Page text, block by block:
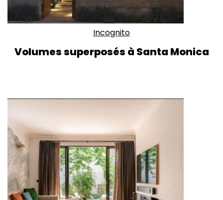
Incognito
Volumes superposés à Santa Monica